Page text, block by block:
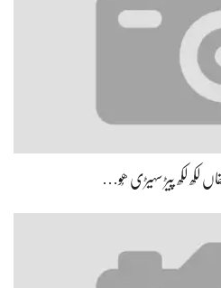
لکھ لکھ پیڑ سہیڑی ھُو…